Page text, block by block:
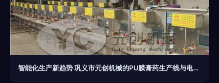
智能化生产新趋势 巩义市元创机械的PU膜膏药生产线与电气设备修理服务解析